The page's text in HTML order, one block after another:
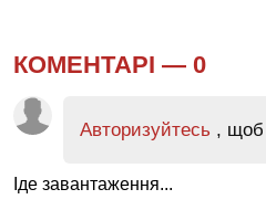
КОМЕНТАРІ — 0
Авторизуйтесь , щоб
Іде завантаження...